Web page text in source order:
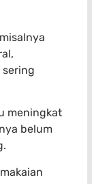
meningkat
belum